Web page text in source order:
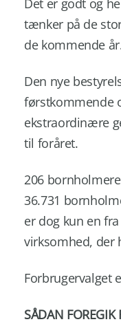
Det er godt og
tænker på de
de kommende
Den nye
førstkommende
ekstraordinære
til foråret.
206
36.731
er dog kun en
virksomhed, der
Forbrugervalget
SÅDAN FOREGIK